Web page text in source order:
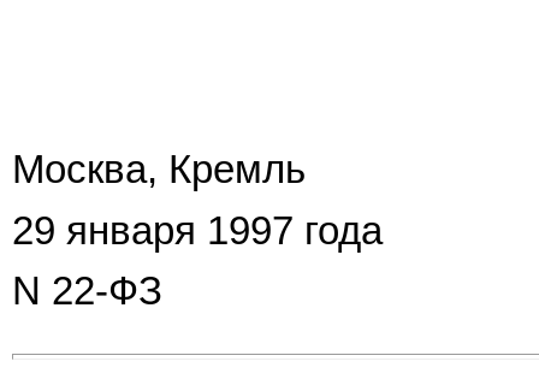
Москва, Кремль
29 января 1997 года
N 22-ФЗ